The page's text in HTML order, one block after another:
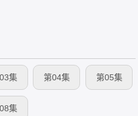
集 第04集 第05集
集